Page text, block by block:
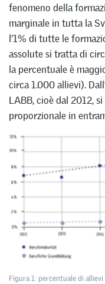
fenomeno della
marginale in tutta la
l’1% di tutte le
assolute si tratta di
la percentuale è
circa 1.000 allievi).
LABB, cioè dal 2012,
proporzionale in
Figura 1: percentuale di